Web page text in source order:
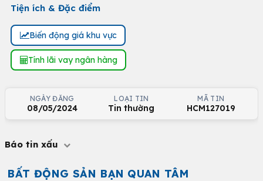
Tiện ích & Đặc điểm
Biến động giá khu vực
Tính lãi vay ngân hàng
NGÀY ĐĂNG
08/05/2024
LOẠI TIN
Tin thường
MÃ TIN
HCM127019
Báo tin xấu
BẤT ĐỘNG SẢN BẠN QUAN TÂM